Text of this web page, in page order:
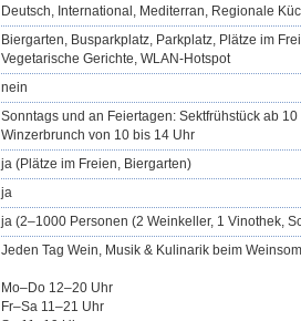
Deutsch, International, Mediterran, Regionale
Biergarten, Busparkplatz, Parkplatz, Plätze im
Vegetarische Gerichte, WLAN-Hotspot
nein
Sonntags und an Feiertagen: Sektfrühstück ab 10
Winzerbrunch von 10 bis 14 Uhr
ja (Plätze im Freien, Biergarten)
ja
ja (2–1000 Personen (2 Weinkeller, 1 Vinothek,
Jeden Tag Wein, Musik & Kulinarik beim
Mo–Do 12–20 Uhr
Fr–Sa 11–21 Uhr